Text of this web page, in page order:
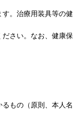
。治療用装具等の健
さい。なお、健康保
もの（原則、本人名